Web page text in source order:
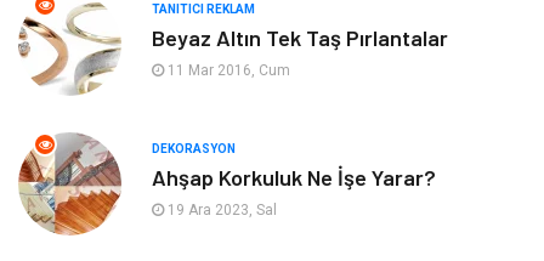
Mobilya
Nakliyat Telekomünikasyon
Maden ve Metal
Plastik
TANITICI REKLAM
Beyaz Altın Tek Taş Pırlantalar
11 Mar 2016, Cum
DEKORASYON
Ahşap Korkuluk Ne İşe Yarar?
19 Ara 2023, Sal